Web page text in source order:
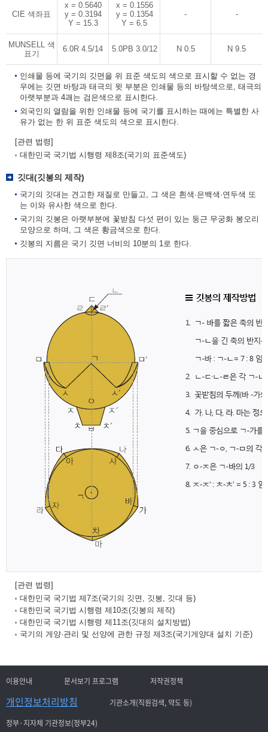
CIE 색좌표
x = 0.5640
y = 0.3194
Y = 15.3
x = 0.1556
y = 0.1354
Y = 6.5
- -
MUNSELL 색
표기
6.0R 4.5/14 5.0PB 3.0/12 N 0.5 N 9.5
인쇄물 등에 국기의 깃면을 위 표준 색도의 색으로 표시할 수 없는 경
우에는 깃면 바탕과 태극의 윗 부분은 인쇄물 등의 바탕색으로, 태극의
아랫부분과 4괘는 검은색으로 표시한다.
외국인의 열람을 위한 인쇄물 등에 국기를 표시하는 때에는 특별한 사
유가 없는 한 위 표준 색도의 색으로 표시한다.
[관련 법령]
대한민국 국기법 시행령 제8조(국기의 표준색도)
깃대(깃봉의 제작)
국기의 깃대는 견고한 재질로 만들고, 그 색은 흰색·은백색·연두색 또
는 이와 유사한 색으로 한다.
국기의 깃봉은 아랫부분에 꽃받침 다섯 편이 있는 둥근 무궁화 봉오리
모양으로 하며, 그 색은 황금색으로 한다.
깃봉의 지름은 국기 깃면 너비의 10분의 1로 한다.
[관련 법령]
대한민국 국기법 제7조(국기의 깃면, 깃봉, 깃대 등)
대한민국 국기법 시행령 제10조(깃봉의 제작)
대한민국 국기법 시행령 제11조(깃대의 설치방법)
국기의 게양·관리 및 선양에 관한 규정 제3조(국기게양대 설치 기준)
이용안내 문서보기 프로그램 저작권정책
개인정보처리방침
기관소개(직원검색, 약도 등)
정부·지자체 기관정보(정부24)